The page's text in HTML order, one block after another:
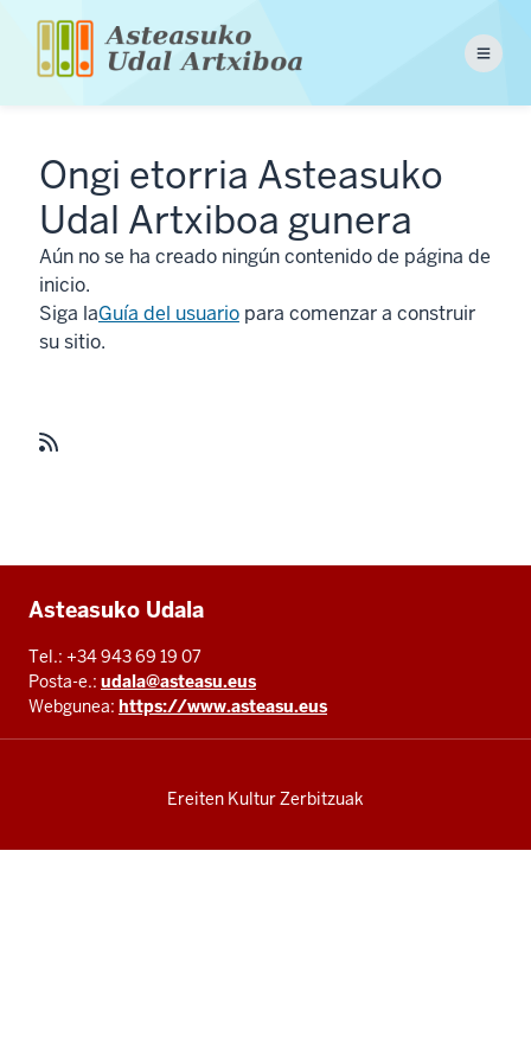
contenido
Menu
Ongi etorria Asteasuko
Udal Artxiboa gunera
Aún no se ha creado ningún contenido de página de
inicio.
Siga laGuía del usuariopara comenzar a construir
su sitio.
resources
Asteasuko Udala
Tel.: +34 943 69 19 07
Posta-e.: udala@asteasu.eus
Webgunea: https://www.asteasu.eus
Ereiten Kultur Zerbitzuak